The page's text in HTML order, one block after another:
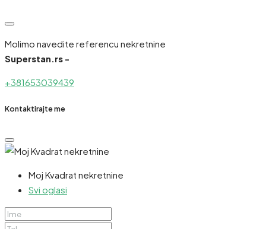
Molimo navedite referencu nekretnine
Superstan.rs -
+381653039439
Kontaktirajte me
Moj Kvadrat nekretnine
Svi oglasi